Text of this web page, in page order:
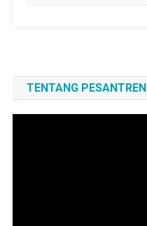
TENTANG PESANTREN